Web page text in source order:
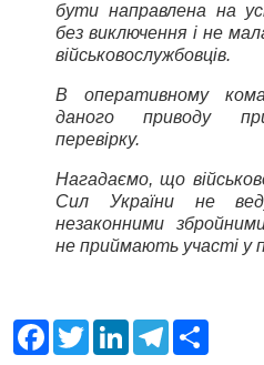
бути направлена на
без виключення і не
військовослужбовців.
В оперативному
даного приводу
перевірку.
Нагадаємо, що
Сил України не
незаконними
не приймають участі у
F
T
L
T